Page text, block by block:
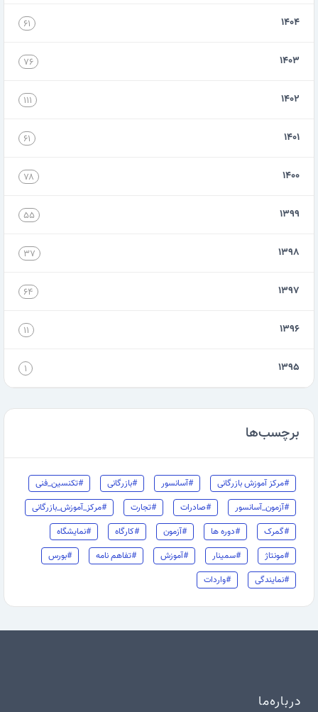
۱۴۰۴ ۶۱
۱۴۰۳ ۷۶
۱۴۰۲ ۱۱۱
۱۴۰۱ ۶۱
۱۴۰۰ ۷۸
۱۳۹۹ ۵۵
۱۳۹۸ ۳۷
۱۳۹۷ ۶۴
۱۳۹۶ ۱۱
۱۳۹۵ ۱
برچسب‌ها
#مرکز آموزش بازرگانی #آسانسور #بازرگانی
#تکنسین_فنی
#آزمون_آسانسور
#صادرات #تجارت
#مرکز_آموزش_بازرگانی
#گمرک
#دوره ها #آزمون #کارگاه
#نمایشگاه
#مونتاژ
#سمینار #آموزش #تفاهم نامه
#بورس
#نمایندگی
#واردات
درباره‌ما